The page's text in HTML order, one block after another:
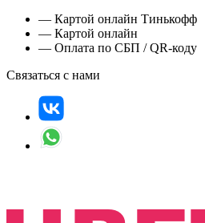
— Картой онлайн Тинькофф
— Картой онлайн
— Оплата по СБП / QR-коду
Связаться с нами